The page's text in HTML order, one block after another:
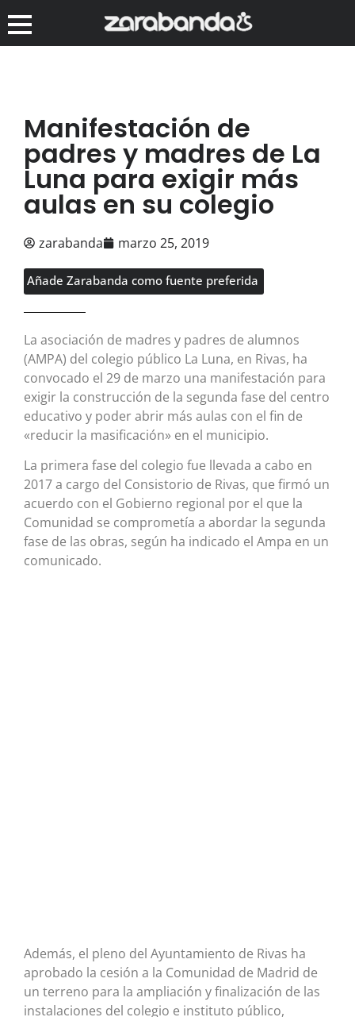
Manifestación de
padres y madres de La
Luna para exigir más
aulas en su colegio
zarabanda marzo 25, 2019
Añade Zarabanda como fuente preferida
La asociación de madres y padres de alumnos
(AMPA) del colegio público La Luna, en Rivas, ha
convocado el 29 de marzo una manifestación para
exigir la construcción de la segunda fase del centro
educativo y poder abrir más aulas con el fin de
«reducir la masificación» en el municipio.
La primera fase del colegio fue llevada a cabo en
2017 a cargo del Consistorio de Rivas, que firmó un
acuerdo con el Gobierno regional por el que la
Comunidad se comprometía a abordar la segunda
fase de las obras, según ha indicado el Ampa en un
comunicado.
Además, el pleno del Ayuntamiento de Rivas ha
aprobado la cesión a la Comunidad de Madrid de
un terreno para la ampliación y finalización de las
instalaciones del colegio e instituto público,